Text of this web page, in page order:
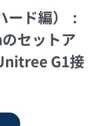
ド編）：
セットア
G1接